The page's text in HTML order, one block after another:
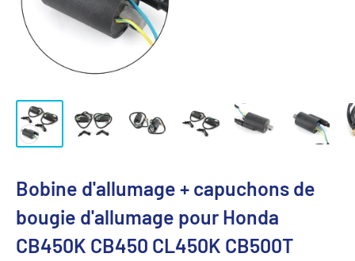
Bobine d'allumage + capuchons de
bougie d'allumage pour Honda
CB450K CB450 CL450K CB500T